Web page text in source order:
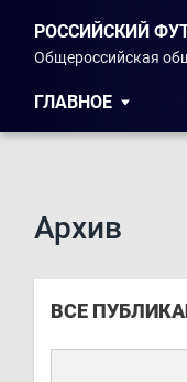
РОССИЙСКИЙ
Общероссийская
ГЛАВНОЕ
Архив
ВСЕ